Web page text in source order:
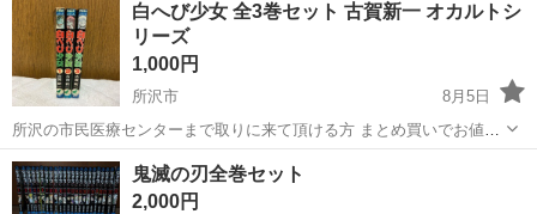
白へび少女 全3巻セット 古賀新一 オカルトシ
リーズ
1,000円
所沢市
8月5日
所沢の市民医療センターまで取りに来て頂ける方 まとめ買いでお値引
き可能です。 是非他の商品もご覧下さい 古賀新一によるホラー漫画
「白へび少女」の全3巻セットです。 - 作品名: 白へび少女 - 著者: 古
賀...
埼玉 所沢市 マンガ、コミック、アニメ
鬼滅の刃全巻セット
2,000円